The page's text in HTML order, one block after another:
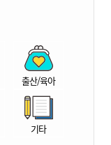
출산/육아
기타